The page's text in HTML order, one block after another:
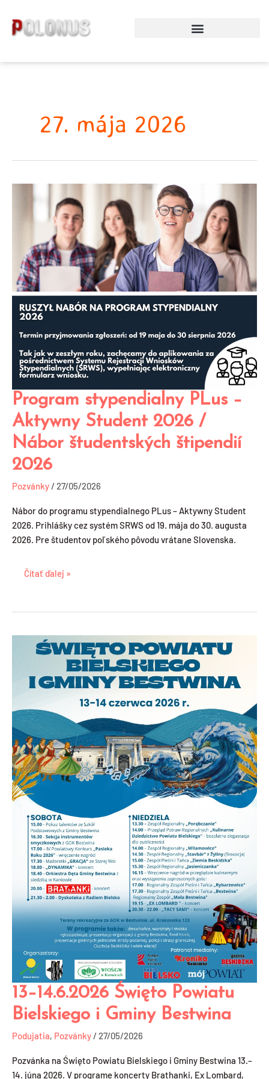
obsah
27. mája 2026
Program stypendialny PLus –
Aktywny Student 2026 /
Nábor študentských štipendií
2026
Pozvánky /27/05/2026
Nábor do programu stypendialnego PLus – Aktywny Student
2026. Prihlášky cez systém SRWS od 19. mája do 30. augusta
2026. Pre študentov poľského pôvodu vrátane Slovenska.
Program
stypendialny
PLus
Aktywny
Student
2026
Nábor
študentských
štipendií
Čítať ďalej »
13–14.6.2026 Święto Powiatu
Bielskiego i Gminy Bestwina
Podujatia, Pozvánky /27/05/2026
Pozvánka na Święto Powiatu Bielskiego i Gminy Bestwina 13.–
14. júna 2026. V programe koncerty Brathanki, Ex Lombard,
13–
14.6.2026
Święto
Powiatu
i
Gminy